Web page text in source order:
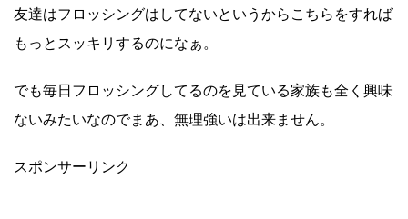
友達はフロッシングはしてないというからこちらをすれば
もっとスッキリするのになぁ。
でも毎日フロッシングしてるのを見ている家族も全く興味
ないみたいなのでまあ、無理強いは出来ません。
スポンサーリンク